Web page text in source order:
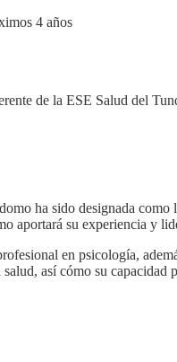
de la ESE Salud del
ha sido designada
aportará su experiencia y
en psicología,
así cómo su